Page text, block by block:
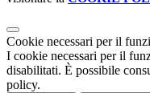
Cookie necessari per il
I cookie necessari per il
disabilitati. È possibile
policy.